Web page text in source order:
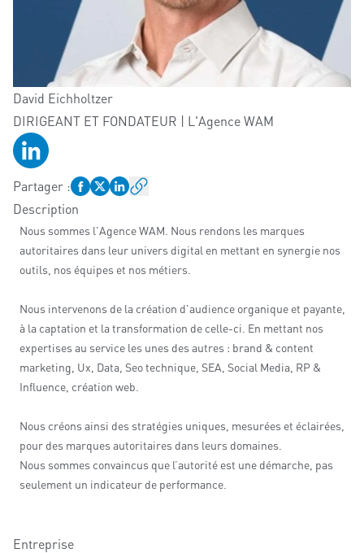
David Eichholtzer
DIRIGEANT ET FONDATEUR | L'Agence WAM
Profil LinkedIn
Partager :
Description
Nous sommes l'Agence WAM. Nous rendons les marques
autoritaires dans leur univers digital en mettant en synergie nos
outils, nos équipes et nos métiers.
Nous intervenons de la création d'audience organique et payante,
à la captation et la transformation de celle-ci. En mettant nos
expertises au service les unes des autres : brand & content
marketing, Ux, Data, Seo technique, SEA, Social Media, RP &
Influence, création web.
Nous créons ainsi des stratégies uniques, mesurées et éclairées,
pour des marques autoritaires dans leurs domaines.
Nous sommes convaincus que l’autorité est une démarche, pas
seulement un indicateur de performance.
Entreprise